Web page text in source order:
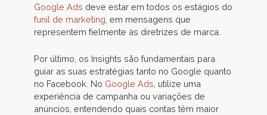
Google Ads deve estar em todos os estágios do
funil de marketing , em mensagens que
representem fielmente às diretrizes de marca.
Por último, os Insights são fundamentais para
guiar as suas estratégias tanto no Google quanto
no Facebook. No Google Ads , utilize uma
experiência de campanha ou variações de
anúncios, entendendo quais contas têm maior